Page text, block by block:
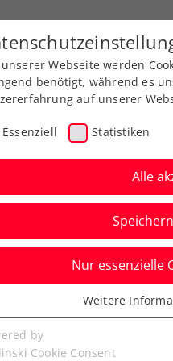
Ausbildung
für
Webseite werden
benötigt, während es
auf unserer
Essenziell Statistiken
Alle
Nur essenzielle
Cookies werden für
benötigt. Dadurch ist
Weitere
by
Cookie Consent